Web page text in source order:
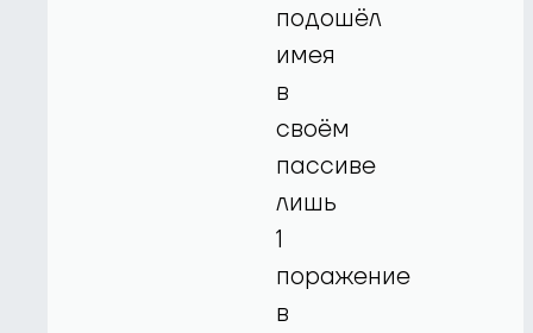
подошёл
имея
в
своём
пассиве
лишь
1
поражение
в